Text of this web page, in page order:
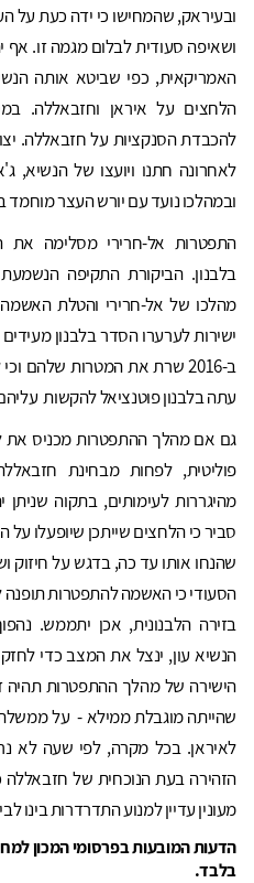
ובעיראק, שהמחישו כי ידה כעת על
ושאיפה סעודית לבלום מגמה זו.
האמריקאית, כפי שביטא אותה
הלחצים על איראן וחזבאללה.
להכבדת הסנקציות על חזבאללה.
לאחרונה חתנו ויועצו של הנשיא,
ובמהלכו נועד עם יורש העצר מוחמד
התפטרות אל-חרירי מסלימה את
בלבנון. הביקורת התקיפה
מהלכו של אל-חרירי והטלת
ישירות לערערו הסדר בלבנון
ב-2016 שרת את המטרות שלהם
עתה בלבנון פוטנציאל להקשות
גם אם מהלך ההתפטרות מכניס את
פוליטית, לפחות מבחינת
מהיגררות לעימותים, בתקוה
סביר כי הלחצים שייתכן שיופעלו על
שהנחו אותו עד כה, בדגש על חיזוק
הסעודי כי האשמה להתפטרות
בזירה הלבנונית, אכן יתממש.
הנשיא עון, ינצל את המצב כדי
הישירה של מהלך ההתפטרות תהיה
שהייתה מוגבלת ממילא - על ממשלת
לאיראן. בכל מקרה, לפי שעה לא
הזהירה בעת הנוכחית של חזבאללה
מעונין עדיין למנוע התדרדרות בינו
הדעות המובעות בפרסומי המכון
בלבד.